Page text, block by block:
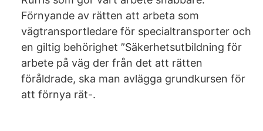
Förnyande av rätten att arbeta som
vägtransportledare för specialtransporter och
en giltig behörighet ”Säkerhetsutbildning för
arbete på väg der från det att rätten
föråldrade, ska man avlägga grundkursen för
att förnya rät-.